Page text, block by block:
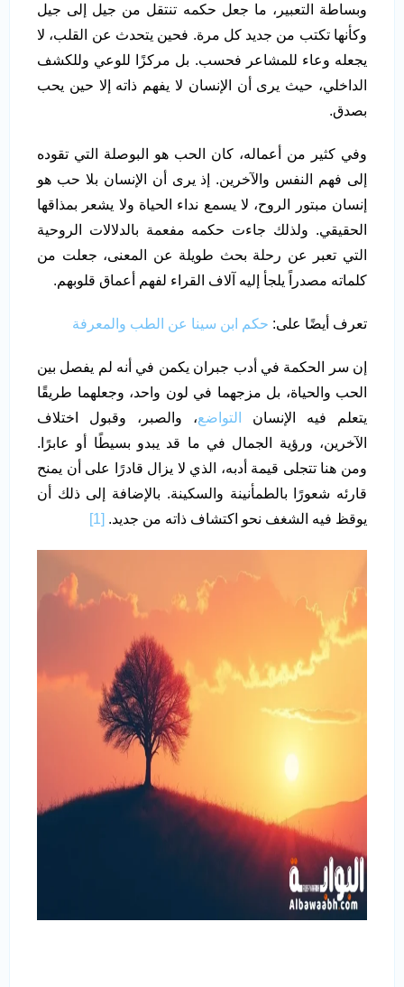
وبساطة التعبير، ما جعل حكمه تنتقل من جيل إلى جيل
وكأنها تكتب من جديد كل مرة. فحين يتحدث عن القلب، لا
يجعله وعاء للمشاعر فحسب. بل مركزًا للوعي وللكشف
الداخلي، حيث يرى أن الإنسان لا يفهم ذاته إلا حين يحب
بصدق.
وفي كثير من أعماله، كان الحب هو البوصلة التي تقوده
إلى فهم النفس والآخرين. إذ يرى أن الإنسان بلا حب هو
إنسان مبتور الروح، لا يسمع نداء الحياة ولا يشعر بمذاقها
الحقيقي. ولذلك جاءت حكمه مفعمة بالدلالات الروحية
التي تعبر عن رحلة بحث طويلة عن المعنى، جعلت من
كلماته مصدراً يلجأ إليه آلاف القراء لفهم أعماق قلوبهم.
تعرف أيضًا على: حكم ابن سينا عن الطب والمعرفة
إن سر الحكمة في أدب جبران يكمن في أنه لم يفصل بين
الحب والحياة، بل مزجهما في لون واحد، وجعلهما طريقًا
يتعلم فيه الإنسان
التواضع، والصبر، وقبول اختلاف
الآخرين، ورؤية الجمال في ما قد يبدو بسيطًا أو عابرًا.
ومن هنا تتجلى قيمة أدبه، الذي لا يزال قادرًا على أن يمنح
قارئه شعورًا بالطمأنينة والسكينة. بالإضافة إلى ذلك أن
يوقظ فيه الشغف نحو اكتشاف ذاته من جديد. [1]